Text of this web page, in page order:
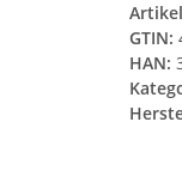
GTIN:
HAN: